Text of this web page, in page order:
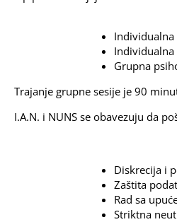
Grupna
Trajanje grupne sesije je 90
I.A.N. i NUNS se obavezuju da
Diskrecija i
Zaštita
Rad sa
Striktna